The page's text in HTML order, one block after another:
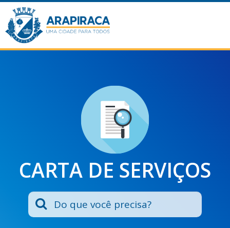
CARTA DE SERVIÇOS